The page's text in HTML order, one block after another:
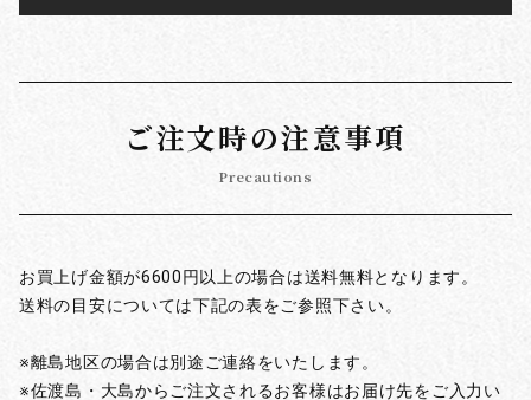
ご注文時の注意事項
Precautions
お買上げ金額が6600円以上の場合は送料無料となります。
送料の目安については下記の表をご参照下さい。
※離島地区の場合は別途ご連絡をいたします。
※佐渡島・大島からご注文されるお客様はお届け先をご入力い